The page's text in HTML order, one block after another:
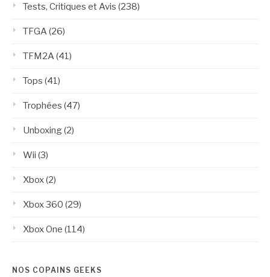
Tests, Critiques et Avis (238)
TFGA (26)
TFM2A (41)
Tops (41)
Trophées (47)
Unboxing(2)
Wii (3)
Xbox(2)
Xbox 360 (29)
Xbox One (114)
NOS COPAINS GEEKS